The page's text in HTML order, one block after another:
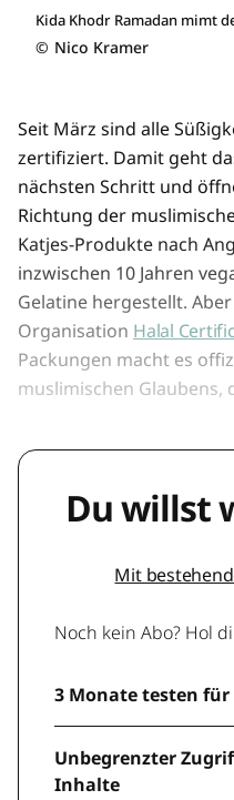
Kida Khodr Ramadan mimt
© Nico Kramer
Seit März sind alle
zertifiziert. Damit geht
nächsten Schritt und
Richtung der
Katjes-Produkte nach
inzwischen 10 Jahren
Gelatine hergestellt.
Organisation Halal
Packungen macht es
muslimischen Glaubens,
Du willst
Mit
Noch kein Abo? Hol
3 Monate testen für
Unbegrenzter
Inhalte